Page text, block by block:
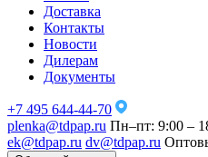
Доставка
Контакты
Новости
Дилерам
Документы
+7 495 644-44-70
plenka@tdpap.ru Пн–пт: 9:00 –
ek@tdpap.ru dv@tdpap.ru